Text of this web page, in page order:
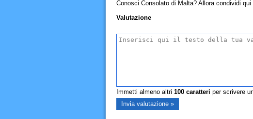
Conosci Consolato di Malta? Allora condividi
Valutazione
Immetti almeno altri 100caratteri per scrivere